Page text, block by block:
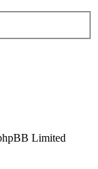
Limited